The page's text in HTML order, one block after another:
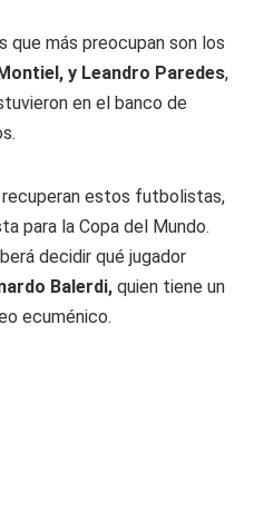
que más preocupan son los
y Leandro Paredes,
en el banco de
recuperan estos futbolistas,
para la Copa del Mundo.
decidir qué jugador
Balerdi, quien tiene un
ecuménico.